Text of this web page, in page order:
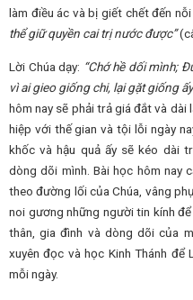
làm điều ác và bị giết chết đến nỗi
thể giữ quyền cai trị nước được”
Lời Chúa dạy: “Chớ hề dối mình;
vì ai gieo giống chi, lại gặt giống ấy
hôm nay sẽ phải trả giá đắt và
hiệp với thế gian và tội lỗi ngày
khốc và hậu quả ấy sẽ kéo dài
dòng dõi mình. Bài học hôm nay
theo đường lối của Chúa, vâng
noi gương những người tin kính
thân, gia đình và dòng dõi của
xuyên đọc và học Kinh Thánh
mỗi ngày.